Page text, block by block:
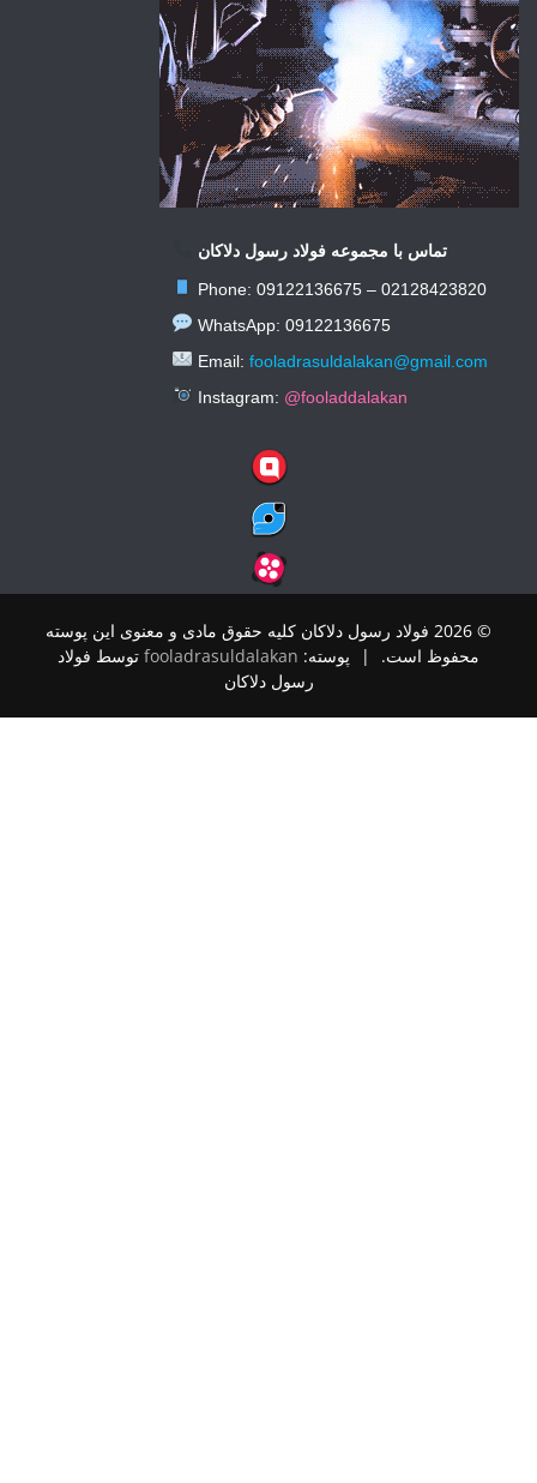
تماس با مجموعه فولاد رسول دلاکان
Phone: 09122136675 –
WhatsApp: 09122136675
Email:
Instagram:@fooladdalakan
© 2026 فولاد رسول دلاکان کلیه حقوق مادی و معنوی این پوسته
است. | پوسته: fooladrasuldalakanتوسط فولاد
رسول دلاکان